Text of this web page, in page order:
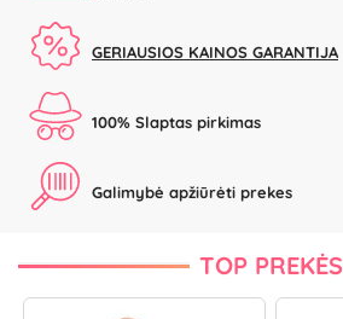
GERIAUSIOS KAINOS GARANTIJA
100% Slaptas pirkimas
Galimybė apžiūrėti prekes
TOP PREKĖS